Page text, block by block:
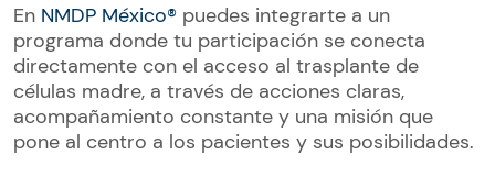
En NMDP México® puedes integrarte a un
programa donde tu participación se conecta
directamente con el acceso al trasplante de
células madre, a través de acciones claras,
acompañamiento constante y una misión que
pone al centro a los pacientes y sus posibilidades.